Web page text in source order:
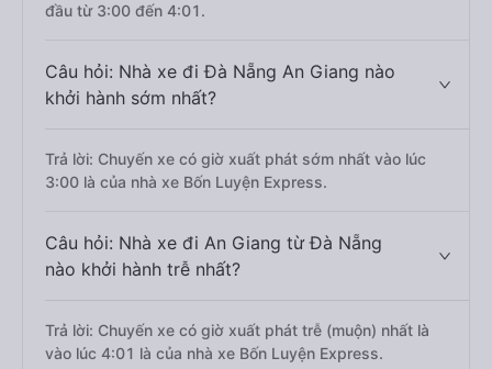
đầu từ 3:00 đến 4:01.
Câu hỏi: Nhà xe đi Đà Nẵng An Giang nào
khởi hành sớm nhất?
Trả lời: Chuyến xe có giờ xuất phát sớm nhất vào lúc
3:00 là của nhà xe Bốn Luyện Express.
Câu hỏi: Nhà xe đi An Giang từ Đà Nẵng
nào khởi hành trễ nhất?
Trả lời: Chuyến xe có giờ xuất phát trễ (muộn) nhất là
vào lúc 4:01 là của nhà xe Bốn Luyện Express.